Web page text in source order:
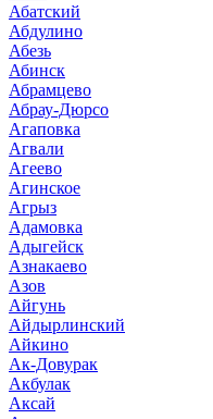
Абатский
Абдулино
Абезь
Абинск
Абрамцево
Абрау-Дюрсо
Агаповка
Агвали
Агеево
Агинское
Агрыз
Адамовка
Адыгейск
Азнакаево
Азов
Айгунь
Айдырлинский
Айкино
Ак-Довурак
Акбулак
Аксай